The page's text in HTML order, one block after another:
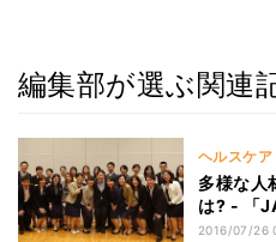
編集部が選ぶ関連
ヘルスケア
多様な人
は? - 「
2016/07/26